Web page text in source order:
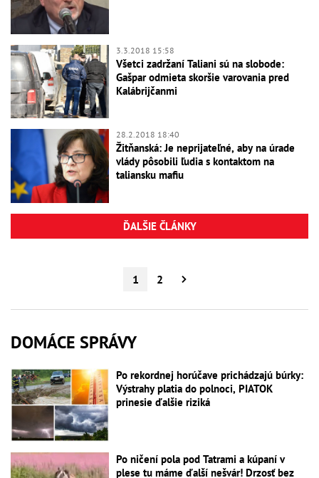
3.3.2018 15:58
Všetci zadržaní Taliani sú na slobode:
Gašpar odmieta skoršie varovania pred
Kalábrijčanmi
28.2.2018 18:40
Žitňanská: Je neprijateľné, aby na úrade
vlády pôsobili ľudia s kontaktom na
taliansku mafiu
ĎALŠIE ČLÁNKY
1 2
DOMÁCE SPRÁVY
Po rekordnej horúčave prichádzajú búrky:
Výstrahy platia do polnoci, PIATOK
prinesie ďalšie riziká
Po ničení pola pod Tatrami a kúpaní v
plese tu máme ďalší nešvár! Drzosť bez